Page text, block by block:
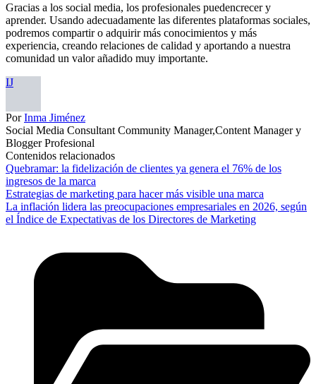
Gracias a los social media, los profesionales puedencrecer y
aprender. Usando adecuadamente las diferentes plataformas sociales,
podremos compartir o adquirir más conocimientos y más
experiencia, creando relaciones de calidad y aportando a nuestra
comunidad un valor añadido muy importante.
IJ
PorInma Jiménez
Social Media Consultant Community Manager,Content Manager y
Blogger Profesional
Contenidos relacionados
Quebramar: la fidelización de clientes ya genera el 76% de los
ingresos de la marca
Estrategias de marketing para hacer más visible una marca
La inflación lidera las preocupaciones empresariales en 2026, según
el Índice de Expectativas de los Directores de Marketing